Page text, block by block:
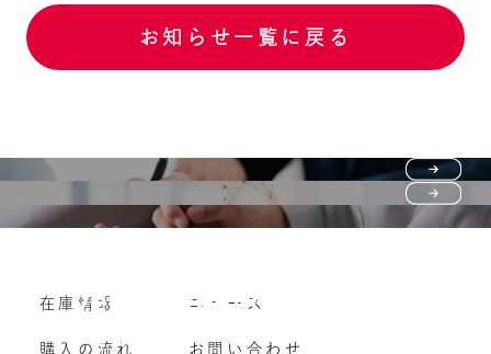
お知らせ一覧に戻る
購入の流れ
よくいただくご質問
Vehicle purchase
車両買い取り
在庫情報
購入の流れ
ニュース
お問い合わせ